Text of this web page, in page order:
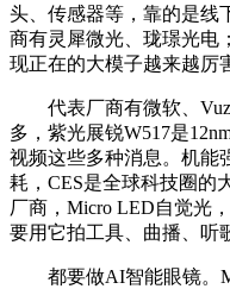
头、传感器等，靠的是线
商有灵犀微光、珑璟光电
现正在的大模子越来越厉
代表厂商有微软、
多，紫光展锐W517是
视频这些多种消息。机能
耗，CES是全球科技圈的
厂商，Micro LED自觉光
要用它拍工具、曲播、听
都要做AI智能眼镜。